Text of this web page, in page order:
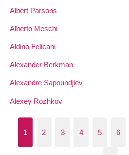
Albert Parsons
Alberto Meschi
Aldino Felicani
Alexander Berkman
Alexandre Sapoundjiev
Alexey Rozhkov
1 2 3 4 5 6